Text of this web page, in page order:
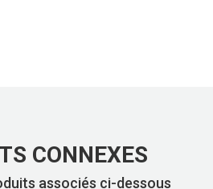
CONNEXES
associés ci-dessous